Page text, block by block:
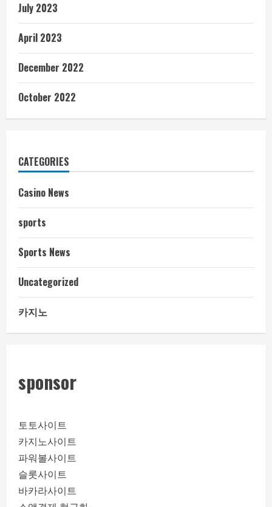
July 2023
April 2023
December 2022
October 2022
CATEGORIES
Casino News
sports
Sports News
Uncategorized
카지노
sponsor
토토사이트
카지노사이트
파워볼사이트
슬롯사이트
바카라사이트